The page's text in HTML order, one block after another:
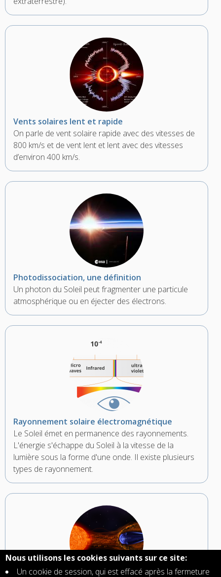
Vents solaires lent et rapide
On parle de vent solaire rapide avec des vitesses de
800 km/s et de vent lent et lent avec des vitesses
d’environ 400 km/s.
Photodissociation, une définition
Un photon du Soleil peut fragmenter une particule
atmosphérique ou en éjecter des électrons.
Rayonnement solaire électromagnétique
Le Soleil émet en permanence des rayonnements.
L'énergie s'échappe du Soleil à la vitesse de la
lumière sous la forme d'une onde. Il existe plusieurs
types de rayonnement.
Nous utilisons les cookies suivants sur ce site:
Un cookie de session, qui est effacé après la fermeture